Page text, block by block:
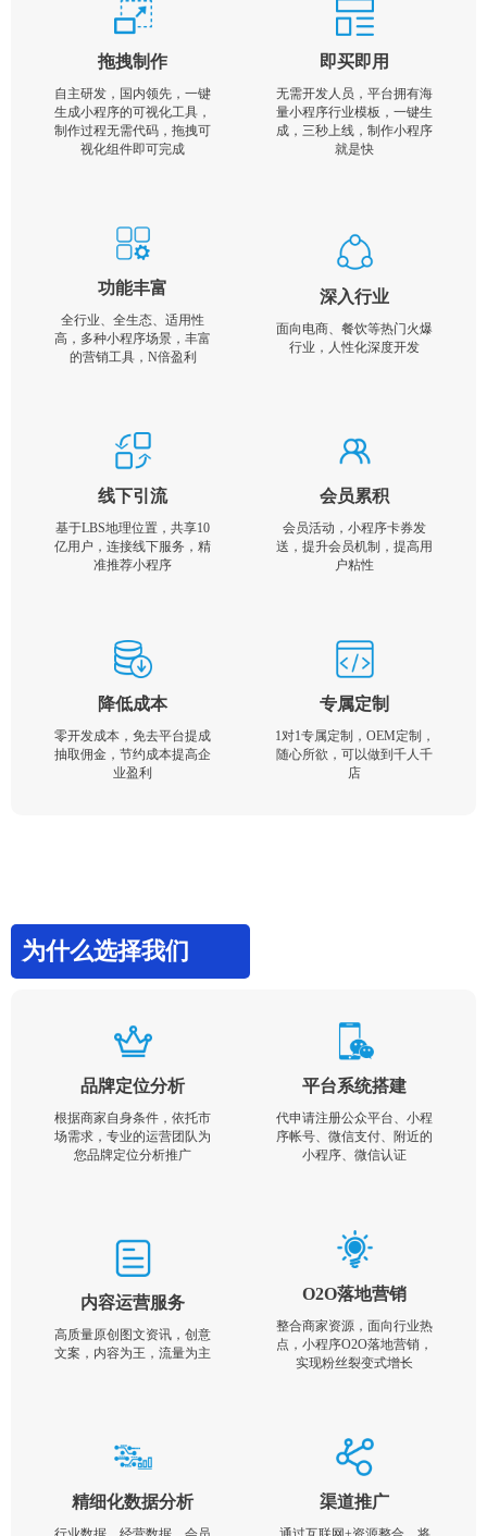
拖拽制作
自主研发，国内领先，一键
生成小程序的可视化工具，
制作过程无需代码，拖拽可
视化组件即可完成
即买即用
无需开发人员，平台拥有海
量小程序行业模板，一键生
成，三秒上线，制作小程序
就是快
功能丰富
全行业、全生态、适用性
高，多种小程序场景，丰富
的营销工具，N倍盈利
深入行业
面向电商、餐饮等热门火爆
行业，人性化深度开发
线下引流
基于LBS地理位置，共享10
亿用户，连接线下服务，精
准推荐小程序
会员累积
会员活动，小程序卡券发
送，提升会员机制，提高用
户粘性
降低成本
零开发成本，免去平台提成
抽取佣金，节约成本提高企
业盈利
专属定制
1对1专属定制，OEM定制，
随心所欲，可以做到千人千
店
为什么选择我们
品牌定位分析
根据商家自身条件，依托市
场需求，专业的运营团队为
您品牌定位分析推广
平台系统搭建
代申请注册公众平台、小程
序帐号、微信支付、附近的
小程序、微信认证
内容运营服务
高质量原创图文资讯，创意
文案，内容为王，流量为主
O2O落地营销
整合商家资源，面向行业热
点，小程序O2O落地营销，
实现粉丝裂变式增长
精细化数据分析 渠道推广